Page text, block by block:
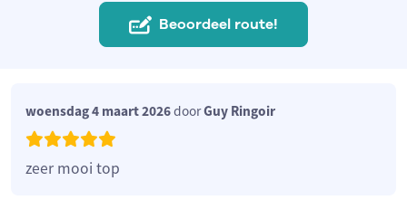
Beoordeel route!
woensdag 4 maart 2026doorGuy Ringoir
zeer mooi top